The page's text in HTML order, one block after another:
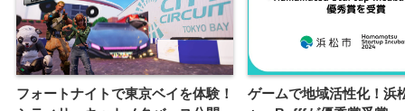
フォートナイトで東京ベイを体験！
ゲームで地域活性化！浜